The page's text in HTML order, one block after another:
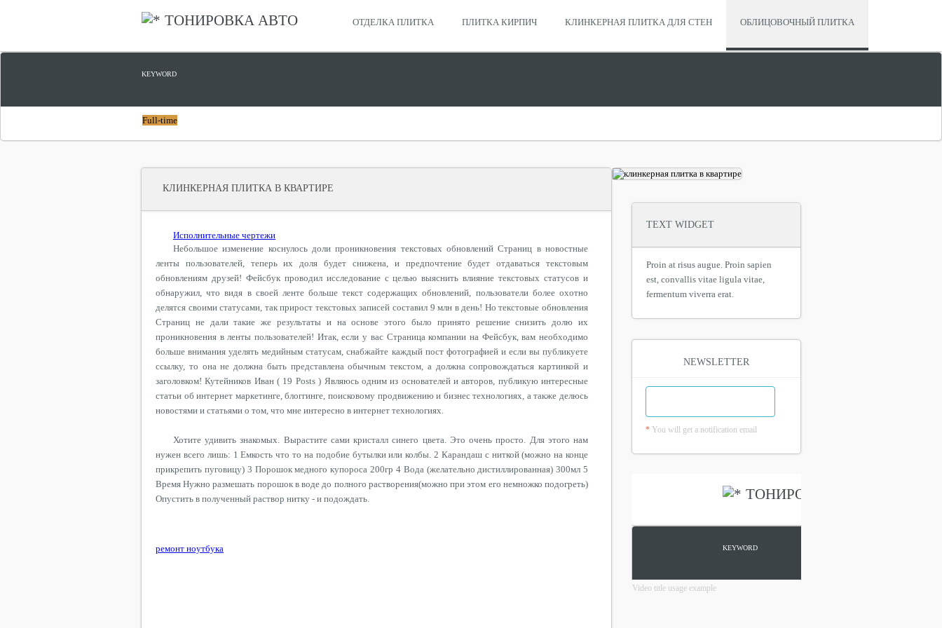
ТОНИРОВКА АВТО ОТДЕЛКА ПЛИТКА ПЛИТКА КИРПИЧ КЛИНКЕРНАЯ ПЛИТКА ДЛЯ СТЕН ОБЛИЦОВОЧНЫЙ ПЛИТКА
KEYWORD
Full-time
КЛИНКЕРНАЯ ПЛИТКА В КВАРТИРЕ
Исполнительные чертежи
Небольшое изменение коснулось доли проникновения текстовых обновлений Страниц в новостные
ленты пользователей, теперь их доля будет снижена, и предпочтение будет отдаваться текстовым
обновлениям друзей! Фейсбук проводил исследование с целью выяснить влияние текстовых статусов и
обнаружил, что видя в своей ленте больше текст содержащих обновлений, пользователи более охотно
делятся своими статусами, так прирост текстовых записей составил 9 млн в день! Но текстовые обновления
Страниц не дали такие же результаты и на основе этого было принято решение снизить долю их
проникновения в ленты пользователей! Итак, если у вас Страница компании на Фейсбук, вам необходимо
больше внимания уделять медийным статусам, снабжайте каждый пост фотографией и если вы публикуете
ссылку, то она не должна быть представлена обычным текстом, а должна сопровождаться картинкой и
заголовком! Кутейников Иван ( 19 Posts ) Являюсь одним из основателей и авторов, публикую интересные
статьи об интернет маркетинге, блоггинге, поисковому продвижению и бизнес технологиях, а также делюсь
новостями и статьями о том, что мне интересно в интернет технологиях.
Хотите удивить знакомых. Вырастите сами кристалл синего цвета. Это очень просто. Для этого нам
нужен всего лишь: 1 Емкость что то на подобие бутылки или колбы. 2 Карандаш с ниткой (можно на конце
прикрепить пуговицу) 3 Порошок медного купороса 200гр 4 Вода (желательно дистиллированная) 300мл 5
Время Нужно размешать порошок в воде до полного растворения(можно при этом его немножко подогреть)
Опустить в полученный раствор нитку - и подождать.
ремонт ноутбука
TEXT WIDGET
Proin at risus augue. Proin sapien
est, convallis vitae ligula vitae,
fermentum viverra erat.
NEWSLETTER
* You will get a notification email
Video title usage example